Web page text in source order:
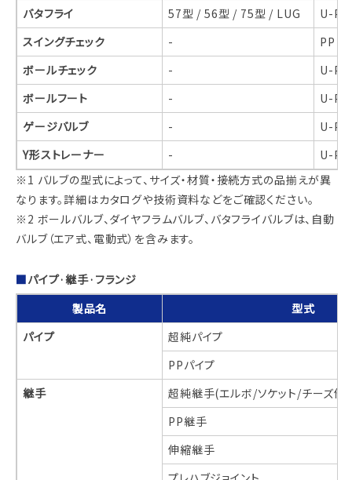
バタフライ
57型 / 56型 / 75型 / LUG
U-
スイングチェック
-
PP /
ボールチェック
-
U-
ボールフート
-
U-
ゲージバルブ
-
U-
Y形ストレーナー
-
U-
※1 バルブの型式によって、サイズ・材質・接続方式の品揃えが異
なります。詳細はカタログや技術資料などをご確認ください。
※2 ボールバルブ、ダイヤフラムバルブ、バタフライバルブは、自動
バルブ（エア式、電動式）を含みます。
パイプ·継手·フランジ
製品名
型式
パイプ
超純パイプ
PPパイプ
継手
超純継手(エルボ/ソケット/チーズ他)
PP継手
伸縮継手